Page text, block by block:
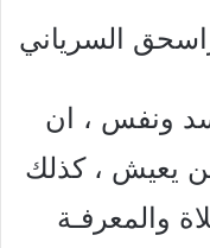
السرياني
ونفس ، ان
يعيش ، كذلك
والمعرفـة